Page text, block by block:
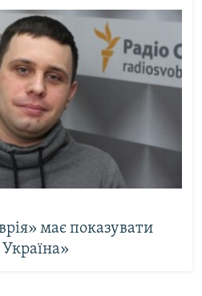
має показувати